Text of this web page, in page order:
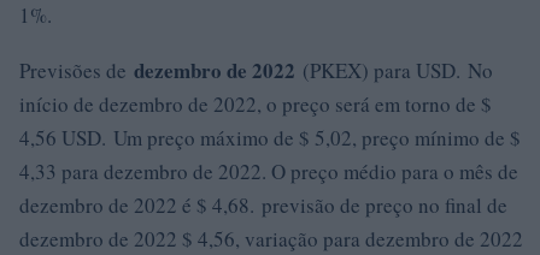
1%.
Previsões de dezembro de 2022 (PKEX) para USD. No
início de dezembro de 2022, o preço será em torno de $
4,56 USD. Um preço máximo de $ 5,02, preço mínimo de $
4,33 para dezembro de 2022. O preço médio para o mês de
dezembro de 2022 é $ 4,68. previsão de preço no final de
dezembro de 2022 $ 4,56, variação para dezembro de 2022